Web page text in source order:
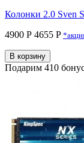
Колонки 2.0 Sven
4900 Р 4655 P
В корзину
Подарим 410